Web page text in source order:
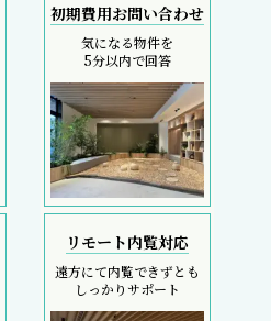
初期費用お問い合わせ
気になる物件を
5分以内で回答
リモート内覧対応
遠方にて内覧できずとも
しっかりサポート